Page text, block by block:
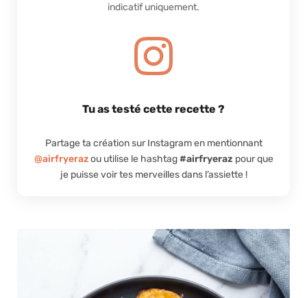
indicatif uniquement.
Tu as testé cette recette ?
Partage ta création sur Instagram en mentionnant
@airfryerazou utilise le hashtag#airfryeraz pour que
je puisse voir tes merveilles dans l’assiette !